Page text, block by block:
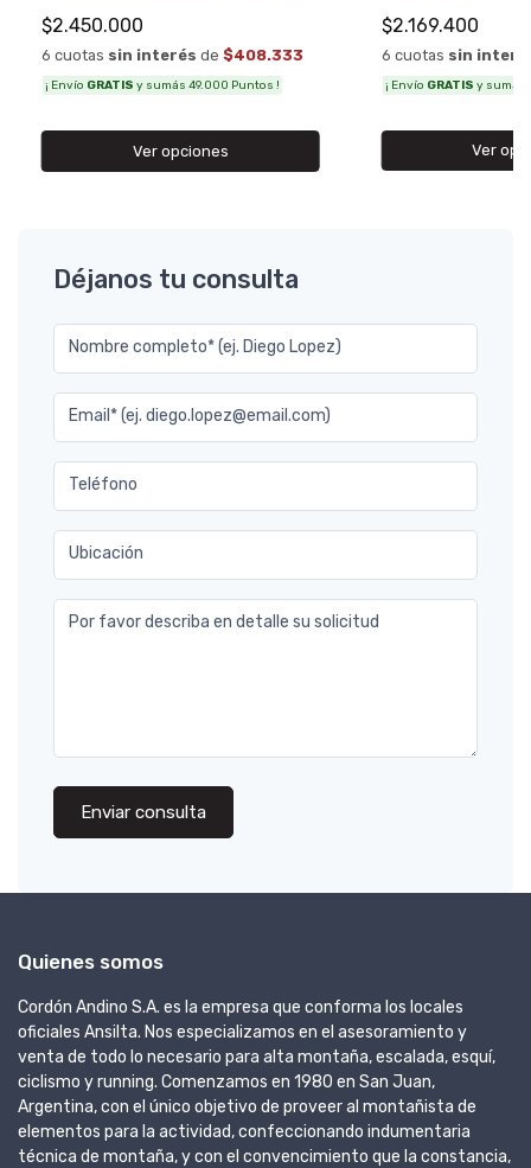
$2.450.000
6 cuotas sin interés de $408.333
¡ Envío GRATIS y sumás 49.000 Puntos !
Ver opciones
$2.169.400
6 cuotas sin
¡ Envío GRATIS y sumás
Ver
Déjanos tu consulta
Nombre completo* (ej. Diego Lopez)
Email* (ej. diego.lopez@email.com)
Teléfono
Ubicación
Por favor describa en detalle su solicitud
Enviar consulta
Quienes somos
Cordón Andino S.A. es la empresa que conforma los locales
oficiales Ansilta. Nos especializamos en el asesoramiento y
venta de todo lo necesario para alta montaña, escalada, esquí,
ciclismo y running. Comenzamos en 1980 en San Juan,
Argentina, con el único objetivo de proveer al montañista de
elementos para la actividad, confeccionando indumentaria
técnica de montaña, y con el convencimiento que la constancia,